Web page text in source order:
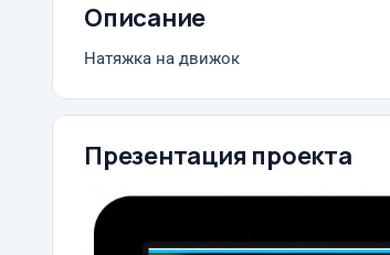
Описание
Натяжка на движок
Презентация проекта